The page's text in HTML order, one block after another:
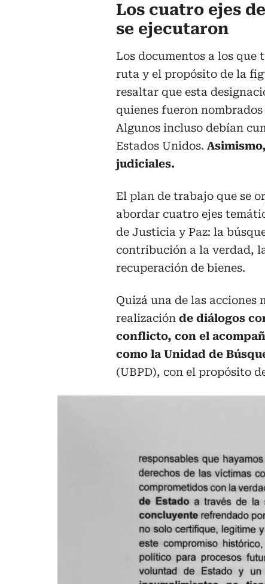
Los cuatro ejes
se ejecutaron
Los documentos a los que
ruta y el propósito de la
resaltar que esta
quienes fueron
Algunos incluso debían
Estados Unidos.
judiciales.
El plan de trabajo que se
abordar cuatro ejes
de Justicia y Paz: la
contribución a la verdad,
recuperación de bienes.
Quizá una de las acciones
realización de diálogos
conflicto, con el
como la Unidad de
(UBPD), con el propósito